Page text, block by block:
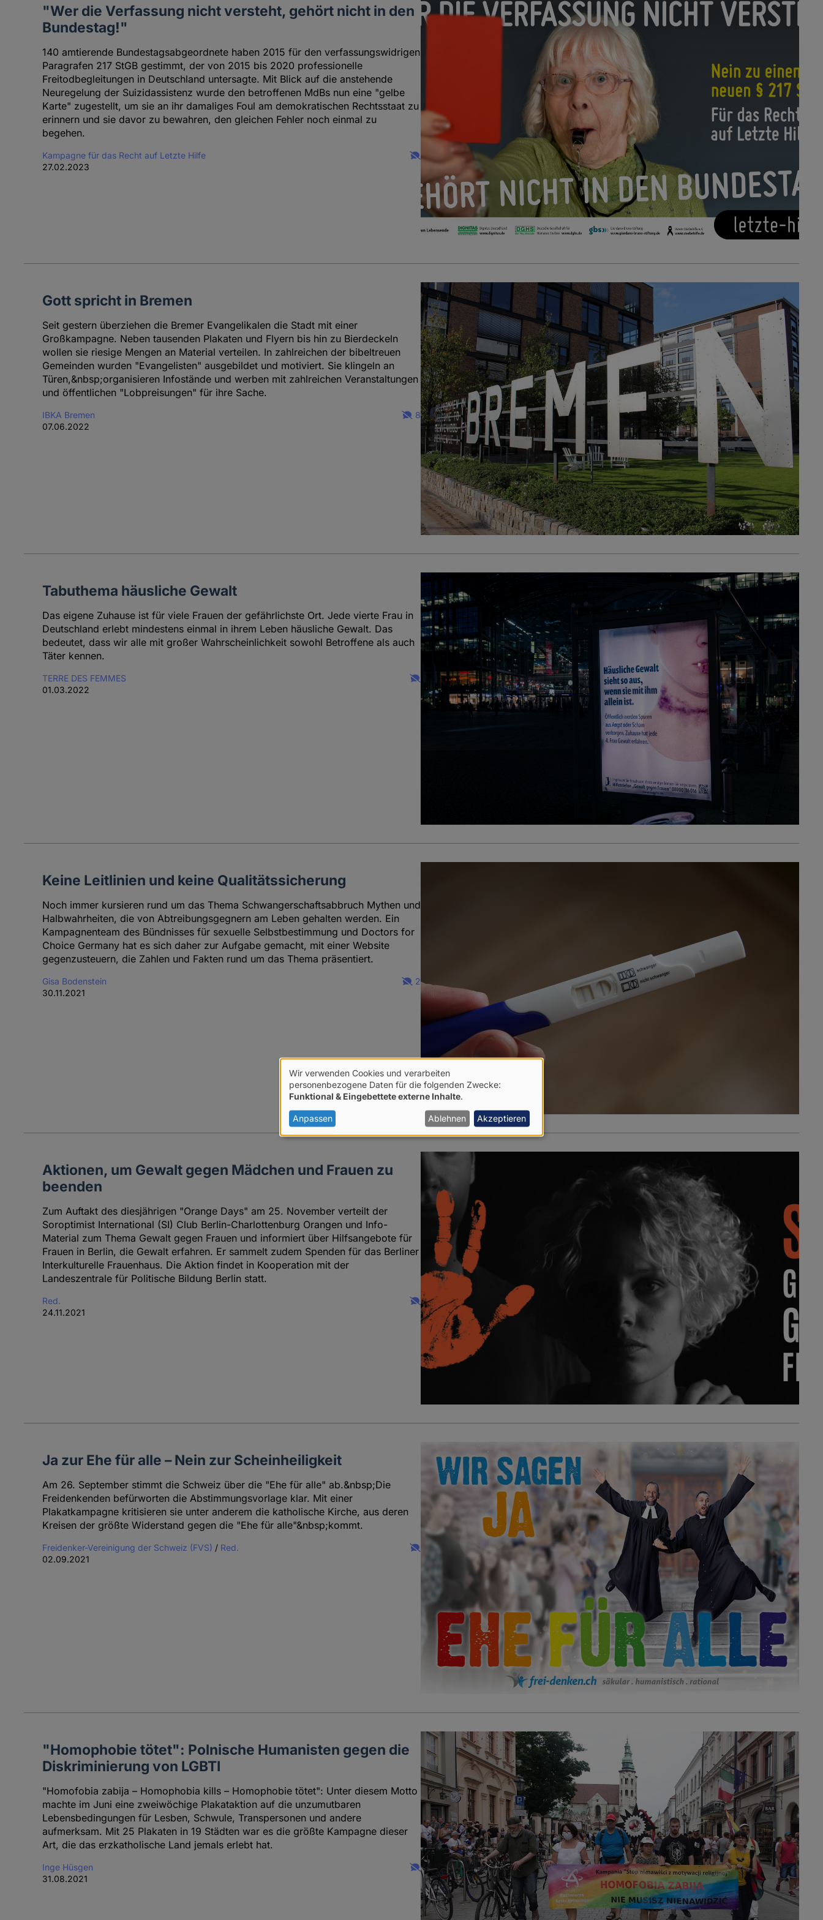
"Wer die Verfassung nicht versteht, gehört nicht in den
Bundestag!"
140 amtierende Bundestagsabgeordnete haben 2015 für den verfassungswidrigen
Paragrafen 217 StGB gestimmt, der von 2015 bis 2020 professionelle
Freitodbegleitungen in Deutschland untersagte. Mit Blick auf die anstehende
Neuregelung der Suizidassistenz wurde den betroffenen MdBs nun eine "gelbe
Karte" zugestellt, um sie an ihr damaliges Foul am demokratischen Rechtsstaat zu
erinnern und sie davor zu bewahren, den gleichen Fehler noch einmal zu
begehen.
Kampagne für das Recht auf Letzte Hilfe
27.02.2023
Gott spricht in Bremen
Seit gestern überziehen die Bremer Evangelikalen die Stadt mit einer
Großkampagne. Neben tausenden Plakaten und Flyern bis hin zu Bierdeckeln
wollen sie riesige Mengen an Material verteilen. In zahlreichen der bibeltreuen
Gemeinden wurden "Evangelisten" ausgebildet und motiviert. Sie klingeln an
Türen,&nbsp;organisieren Infostände und werben mit zahlreichen Veranstaltungen
und öffentlichen "Lobpreisungen" für ihre Sache.
IBKA Bremen
07.06.2022
8
Tabuthema häusliche Gewalt
Das eigene Zuhause ist für viele Frauen der gefährlichste Ort. Jede vierte Frau in
Deutschland erlebt mindestens einmal in ihrem Leben häusliche Gewalt. Das
bedeutet, dass wir alle mit großer Wahrscheinlichkeit sowohl Betroffene als auch
Täter kennen.
TERRE DES FEMMES
01.03.2022
Keine Leitlinien und keine Qualitätssicherung
Noch immer kursieren rund um das Thema Schwangerschaftsabbruch Mythen und
Halbwahrheiten, die von Abtreibungsgegnern am Leben gehalten werden. Ein
Kampagnenteam des Bündnisses für sexuelle Selbstbestimmung und Doctors for
Choice Germany hat es sich daher zur Aufgabe gemacht, mit einer Website
gegenzusteuern, die Zahlen und Fakten rund um das Thema präsentiert.
Gisa Bodenstein
30.11.2021
2
Aktionen, um Gewalt gegen Mädchen und Frauen zu
beenden
Zum Auftakt des diesjährigen "Orange Days" am 25. November verteilt der
Soroptimist International (SI) Club Berlin-Charlottenburg Orangen und Info-
Material zum Thema Gewalt gegen Frauen und informiert über Hilfsangebote für
Frauen in Berlin, die Gewalt erfahren. Er sammelt zudem Spenden für das Berliner
Interkulturelle Frauenhaus. Die Aktion findet in Kooperation mit der
Landeszentrale für Politische Bildung Berlin statt.
Red.
24.11.2021
Ja zur Ehe für alle – Nein zur Scheinheiligkeit
Am 26. September stimmt die Schweiz über die "Ehe für alle" ab.&nbsp;Die
Freidenkenden befürworten die Abstimmungsvorlage klar. Mit einer
Plakatkampagne kritisieren sie unter anderem die katholische Kirche, aus deren
Kreisen der größte Widerstand gegen die "Ehe für alle"&nbsp;kommt.
Freidenker-Vereinigung der Schweiz (FVS) / Red.
02.09.2021
"Homophobie tötet": Polnische Humanisten gegen die
Diskriminierung von LGBTI
"Homofobia zabija – Homophobia kills – Homophobie tötet": Unter diesem Motto
machte im Juni eine zweiwöchige Plakataktion auf die unzumutbaren
Lebensbedingungen für Lesben, Schwule, Transpersonen und andere
aufmerksam. Mit 25 Plakaten in 19 Städten war es die größte Kampagne dieser
Art, die das erzkatholische Land jemals erlebt hat.
Inge Hüsgen
31.08.2021
Verwendung
von
personenbezogenen
Daten
Cookies
Wir verwenden Cookies und verarbeiten
personenbezogene Daten für die folgenden Zwecke:
Funktional & Eingebettete externe Inhalte
Anpassen Ablehnen Akzeptieren